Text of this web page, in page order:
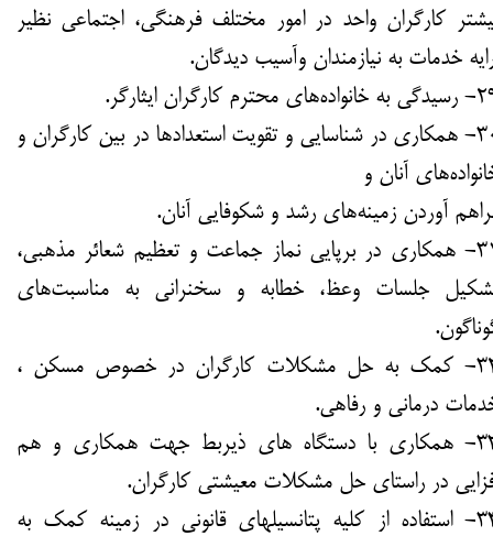
کارگران واحد در امور ​​​​​​​مختلف فرهنگی، اجتماعی نظیر
خدمات به نیازمندان و‌آسیب دیدگان.
محترم کارگران ایثارگر.
30- همکاری در شناسایی و تقویت استعدادها در بین کارگران و
آنان و
آوردن زمینه‌های رشد و شکوفایی آنان.
31- همکاری در برپایی نماز جماعت و تعظیم شعائر مذهبی،
جلسات وعظ، خطابه و سخنرانی به مناسبت‌های
32- کمک به حل مشکلات کارگران در خصوص مسکن ،
درمانی و رفاهی.
33- همکاری با دستگاه های ذیربط جهت همکاری و هم​​​​​​​
در راستای حل مشکلات معیشتی کارگران.
34- استفاده از کلیه پتانسیلهای قانونی در زمینه کمک به